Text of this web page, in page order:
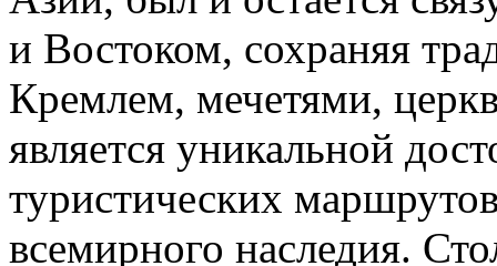
и Востоком, сохраняя
Кремлем, мечетями,
является уникальной
туристических
всемирного наследия.